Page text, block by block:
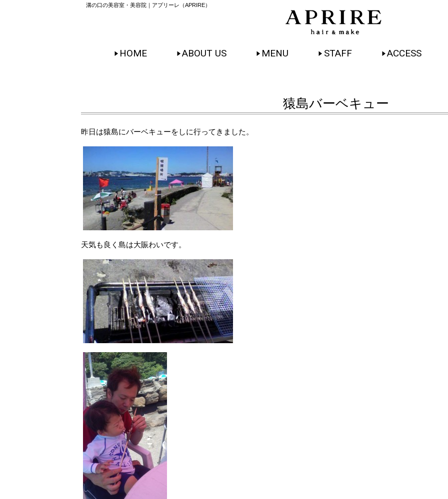
溝の口の美容室・美容院｜アプリーレ（APRIRE）
HOME ABOUT US MENU STAFF ACCESS
猿島バーベキュー
昨日は猿島にバーベキューをしに行ってきました。
天気も良く島は大賑わいです。